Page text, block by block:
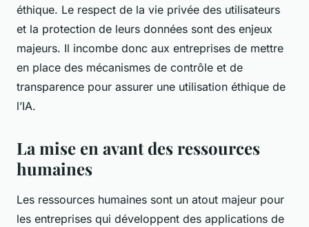
éthique. Le respect de la vie privée des utilisateurs
et la protection de leurs données sont des enjeux
majeurs. Il incombe donc aux entreprises de mettre
en place des mécanismes de contrôle et de
transparence pour assurer une utilisation éthique de
l’IA.
La mise en avant des ressources
humaines
Les ressources humaines sont un atout majeur pour
les entreprises qui développent des applications de